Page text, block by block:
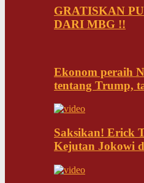
GRATISKAN
DARI MBG !!
Ekonom peraih
tentang Trump,
Saksikan! Erick
Kejutan Jokowi